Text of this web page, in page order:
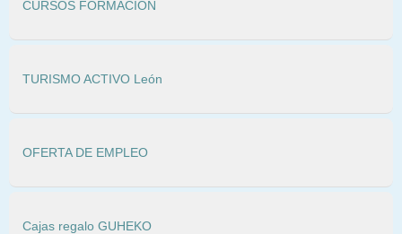
CURSOS FORMACIÓN
TURISMO ACTIVO León
OFERTA DE EMPLEO
Cajas regalo GUHEKO